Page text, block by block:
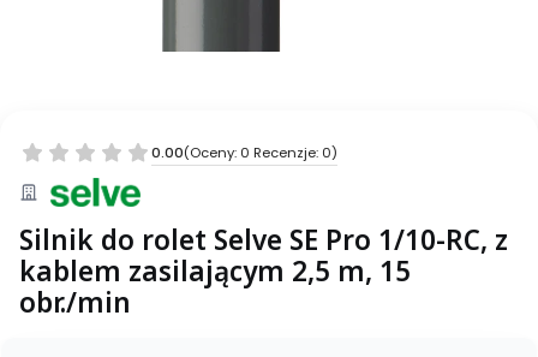
0.00(Oceny: 0 Recenzje: 0)
Silnik do rolet Selve SE Pro 1/10-RC, z
kablem zasilającym 2,5 m, 15
obr./min